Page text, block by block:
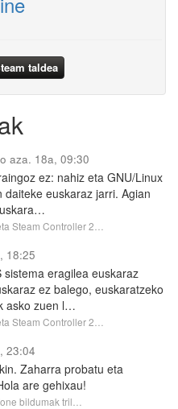
taldea
aza. 18a, 09:30
ez: nahiz eta GNU/Linux
euskaraz jarri. Agian
Steam Controller 2…
18:25
sistema eragilea euskaraz
ez balego, euskaratzeko
asko zuen l…
Steam Controller 2…
23:04
Zaharra probatu eta
are gehixau!
bildumak tril…